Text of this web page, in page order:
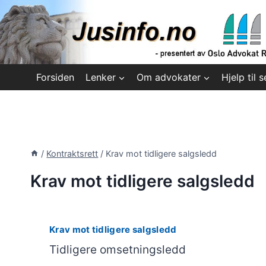
Skip
to
content
Forsiden Lenker Om advokater Hjelp til
/ Kontraktsrett / Krav mot tidligere salgsledd
Krav mot tidligere salgsledd
Krav mot tidligere salgsledd
Tidligere omsetningsledd